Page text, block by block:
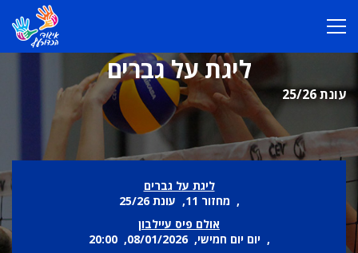
ליגת על גברים
עונת 25/26
ליגת על גברים
, מחזור 11, עונת 25/26
אולם פיס עיילבון
, יום יום חמישי, 08/01/2026, 20:00